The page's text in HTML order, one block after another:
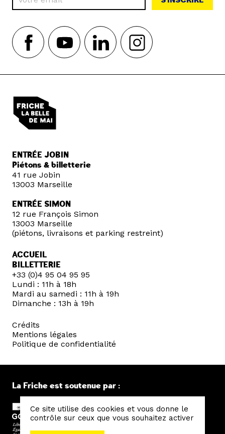
ENTRÉE JOBIN
Piétons & billetterie
41 rue Jobin
13003 Marseille
ENTRÉE SIMON
12 rue François Simon
13003 Marseille
(piétons, livraisons et parking restreint)
ACCUEIL
BILLETTERIE
+33 (0)4 95 04 95 95
Lundi : 11h à 18h
Mardi au samedi : 11h à 19h
Dimanche : 13h à 19h
Crédits
Mentions légales
Politique de confidentialité
La Friche est soutenue par :
Ce site utilise des cookies et vous donne le
contrôle sur ceux que vous souhaitez activer